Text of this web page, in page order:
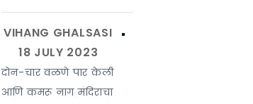
दोन-चार वळणे पार केली
आणि कमरू नाग मंदिराचा